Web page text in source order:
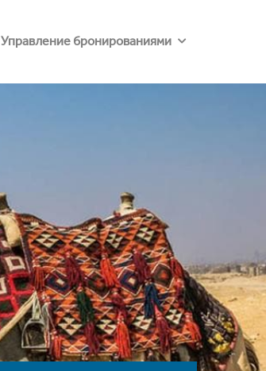
Управление бронированиями